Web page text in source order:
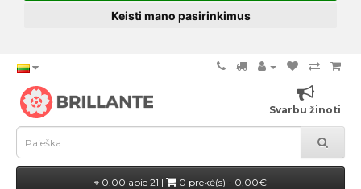
Keisti mano pasirinkimus
Svarbu žinoti
0.00 apie 21 | 0 prekė(s) - 0,00€